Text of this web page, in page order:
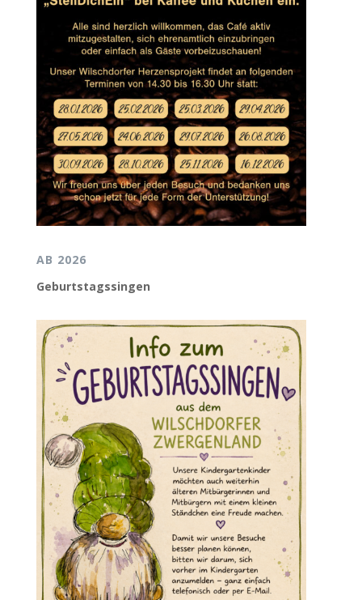
AB 2026
Geburtstagssingen